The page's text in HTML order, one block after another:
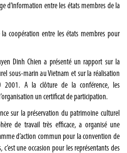
d’information entre les états membres de la
coopération entre les états membres pour
Dinh Chien a présenté un rapport sur la
sous-marin au Vietnam et sur la réalisation
2001. A la clôture de la conférence, les
un certificat de participation.
sur la préservation du patrimoine culturel
de travail très efficace, a organisé une
d’action commun pour la convention de
c’est une occasion pour les représentants des